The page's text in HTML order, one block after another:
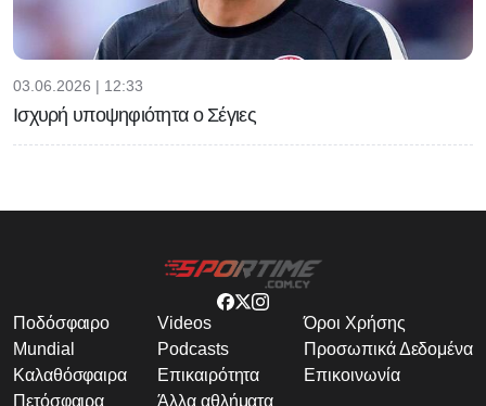
03.06.2026 | 12:33
Ισχυρή υποψηφιότητα ο Σέγιες
Ποδόσφαιρο
Mundial
Καλαθόσφαιρα
Πετόσφαιρα
Videos
Podcasts
Επικαιρότητα
Άλλα αθλήματα
Όροι Χρήσης
Προσωπικά Δεδομένα
Επικοινωνία